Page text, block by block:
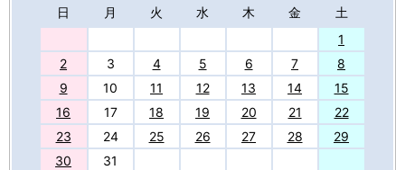
日 月 火 水 木 金
土
1
2
3 4 5 6 7
8
9
10 11 12 13 14
15
16
17 18 19 20 21
22
23
24 25 26 27 28
29
30
31